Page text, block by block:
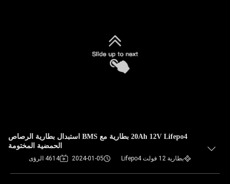
20Ah 12V Lifepo4 بطارية مع BMS استبدال بطارية الرصاص
الحمضية المختومة
بطارية 12 فولت Lifepo4 2024-01-05 4614 الرؤى